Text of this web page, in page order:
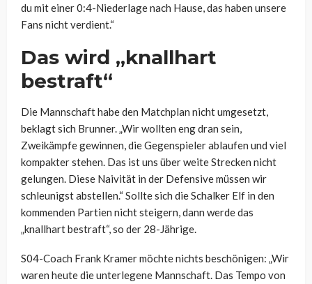
du mit einer 0:4-Niederlage nach Hause, das haben unsere
Fans nicht verdient.“
Das wird „knallhart
bestraft“
Die Mannschaft habe den Matchplan nicht umgesetzt,
beklagt sich Brunner. „Wir wollten eng dran sein,
Zweikämpfe gewinnen, die Gegenspieler ablaufen und viel
kompakter stehen. Das ist uns über weite Strecken nicht
gelungen. Diese Naivität in der Defensive müssen wir
schleunigst abstellen.“ Sollte sich die Schalker Elf in den
kommenden Partien nicht steigern, dann werde das
„knallhart bestraft“, so der 28-Jährige.
S04-Coach Frank Kramer möchte nichts beschönigen: „Wir
waren heute die unterlegene Mannschaft. Das Tempo von